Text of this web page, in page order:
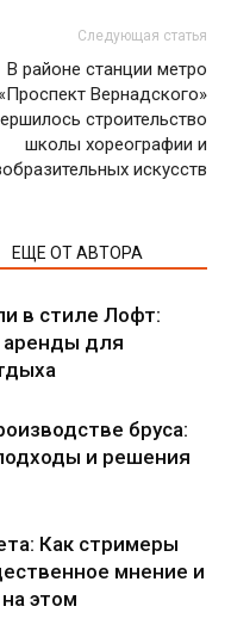
Следующая статья
В районе станции метро
«Проспект Вернадского»
строительство
школы хореографии и
искусств
ЕЩЕ ОТ АВТОРА
в стиле Лофт:
для
бруса:
и решения
Как стримеры
мнение и
этом